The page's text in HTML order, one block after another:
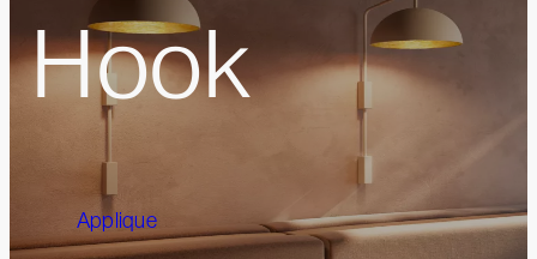
Hook
Applique